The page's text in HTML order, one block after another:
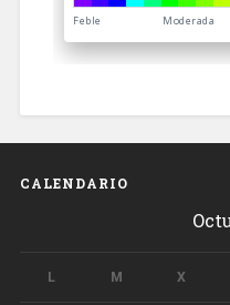
CALENDARIO
L M X